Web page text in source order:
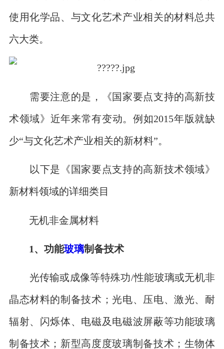
使用化学品、与文化艺术产业相关的材料总共
六大类。
需要注意的是，《国家要点支持的高新技
术领域》近年来常有变动。例如2015年版就缺
少“与文化艺术产业相关的新材料”。
以下是《国家要点支持的高新技术领域》
新材料领域的详细类目
无机非金属材料
1、功能玻璃制备技术
光传输或成像等特殊功/性能玻璃或无机非
晶态材料的制备技术；光电、压电、激光、耐
辐射、闪烁体、电磁及电磁波屏蔽等功能玻璃
制备技术；新型高度度玻璃制备技术；生物体